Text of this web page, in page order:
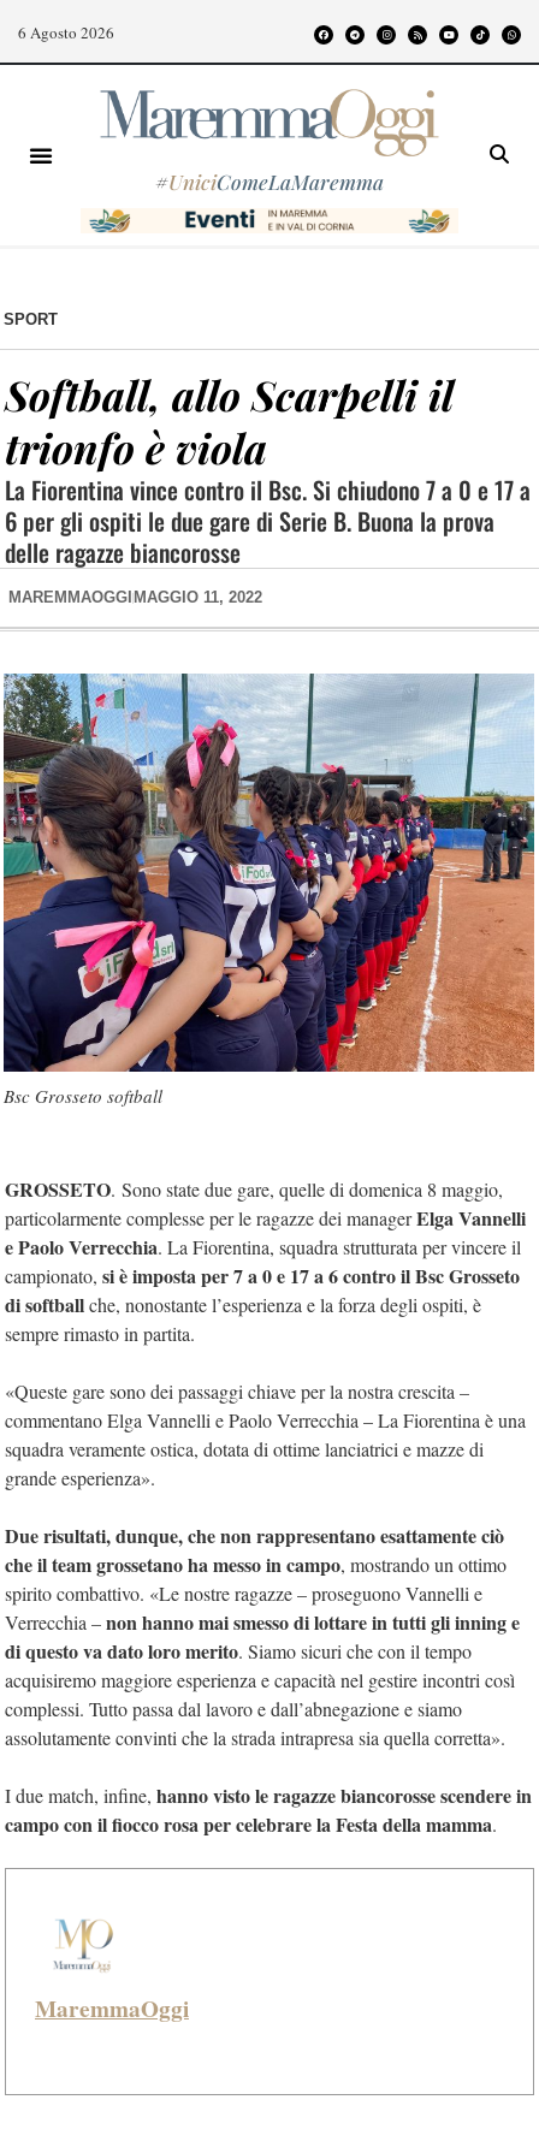
6 Agosto 2026
#UniciComeLaMaremma
SPORT
Softball, allo Scarpelli il
trionfo è viola
La Fiorentina vince contro il Bsc. Si chiudono 7 a 0 e 17 a
6 per gli ospiti le due gare di Serie B. Buona la prova
delle ragazze biancorosse
MAREMMAOGGI MAGGIO 11, 2022
Bsc Grosseto softball
GROSSETO. Sono state due gare, quelle di domenica 8 maggio,
particolarmente complesse per le ragazze dei managerElga Vannelli
e Paolo Verrecchia. La Fiorentina, squadra strutturata per vincere il
campionato, si è imposta per 7 a 0 e 17 a 6 contro il Bsc Grosseto
di softballche, nonostante l’esperienza e la forza degli ospiti, è
sempre rimasto in partita.
«Queste gare sono dei passaggi chiave per la nostra crescita –
commentano Elga Vannelli e Paolo Verrecchia – La Fiorentina è una
squadra veramente ostica, dotata di ottime lanciatrici e mazze di
grande esperienza».
Due risultati, dunque, che non rappresentano esattamente ciò
che il team grossetano ha messo in campo, mostrando un ottimo
spirito combattivo. «Le nostre ragazze – proseguono Vannelli e
Verrecchia –non hanno mai smesso di lottare in tutti gli inning e
di questo va dato loro merito. Siamo sicuri che con il tempo
acquisiremo maggiore esperienza e capacità nel gestire incontri così
complessi. Tutto passa dal lavoro e dall’abnegazione e siamo
assolutamente convinti che la strada intrapresa sia quella corretta».
I due match, infine, hanno visto le ragazze biancorosse scendere in
campo con il fiocco rosa per celebrare la Festa della mamma.
MaremmaOggi